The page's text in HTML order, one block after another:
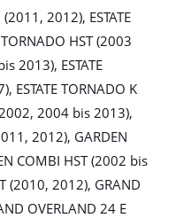
2012), ESTATE
HST (2003
2013), ESTATE
ESTATE TORNADO K
2004 bis 2013),
2012), GARDEN
COMBI HST (2002 bis
(2010, 2012), GRAND
OVERLAND 24 E